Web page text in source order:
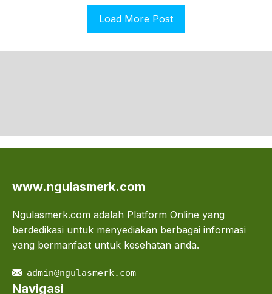
Load More Post
www.ngulasmerk.com
Ngulasmerk.com adalah Platform Online yang
berdedikasi untuk menyediakan berbagai informasi
yang bermanfaat untuk kesehatan anda.
admin@ngulasmerk.com
Navigasi